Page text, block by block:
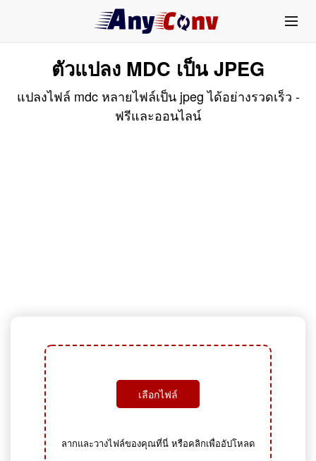
ตัวแปลง MDC เป็น JPEG
แปลงไฟล์ mdc หลายไฟล์เป็น jpeg ได้อย่างรวดเร็ว -
ฟรีและออนไลน์
เลือกไฟล์
ลากและวางไฟล์ของคุณที่นี่ หรือคลิกเพื่ออัปโหลด